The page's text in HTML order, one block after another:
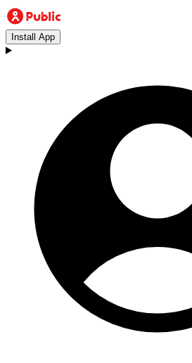
Install App